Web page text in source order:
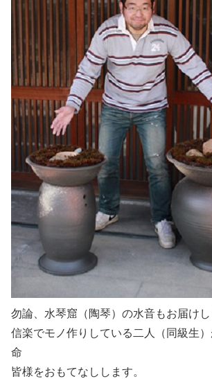
勿論、水琴窟（陶琴）の水音もお届けし
信楽でモノ作りしている二人（同級生
命
皆様をおもてなしします。